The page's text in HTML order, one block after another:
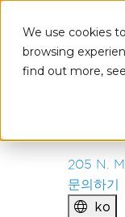
We use cookies
browsing
find out more,
IRON
제품
기업
205 N.
문의하기
ko